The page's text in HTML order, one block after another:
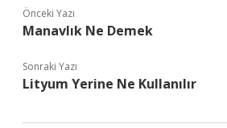
Önceki Yazı
Manavlık Ne Demek
Sonraki Yazı
Lityum Yerine Ne Kullanılır